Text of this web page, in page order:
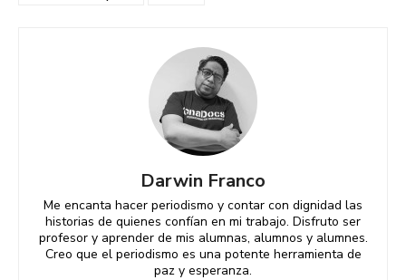
Darwin Franco
Me encanta hacer periodismo y contar con dignidad las
historias de quienes confían en mi trabajo. Disfruto ser
profesor y aprender de mis alumnas, alumnos y alumnes.
Creo que el periodismo es una potente herramienta de
paz y esperanza.